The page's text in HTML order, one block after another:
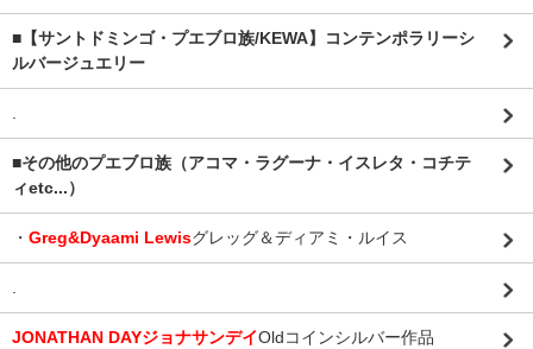
■【サントドミンゴ・プエブロ族/KEWA】コンテンポラリーシ
ルバージュエリー
.
■その他のプエブロ族（アコマ・ラグーナ・イスレタ・コチテ
ィetc...）
・ Greg&Dyaami Lewisグレッグ＆ディアミ・ルイス
.
JONATHAN DAYジョナサンデイOldコインシルバー作品